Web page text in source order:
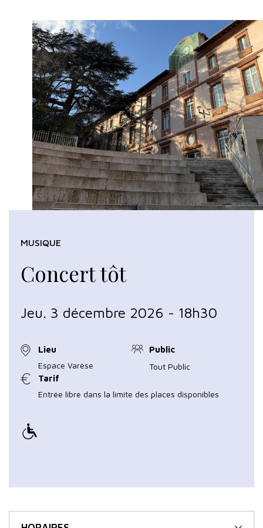
Concert tôt
MUSIQUE
Jeu. 3 décembre 2026 - 18h30
Lieu
Espace Varèse
Public
Tout Public
Tarif
Entrée libre dans la limite des places disponibles